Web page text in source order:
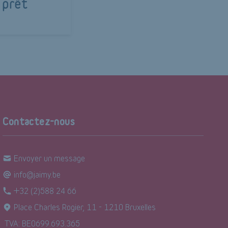
prêt
Contactez-nous
Envoyer un message
info@jaimy.be
+32 (2)588 24 66
Place Charles Rogier, 11 - 1210 Bruxelles
TVA: BE0699.693.365